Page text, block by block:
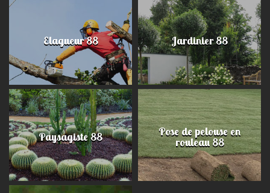
Elagueur 88 Jardinier 88
Paysagiste 88 Pose de pelouse en
rouleau 88